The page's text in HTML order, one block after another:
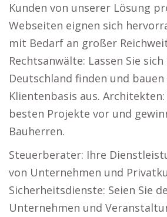
Kunden von unserer Lösung
Webseiten eignen sich
mit Bedarf an großer
Rechtsanwälte: Lassen Sie
Deutschland finden und bauen
Klientenbasis aus.
besten Projekte vor und
Bauherren.
Steuerberater: Ihre
von Unternehmen und
Sicherheitsdienste: Seien Sie
Unternehmen und